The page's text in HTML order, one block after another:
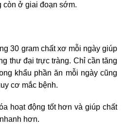
còn ở giai đoạn sớm.
30 gram chất xơ mỗi ngày giúp
thư đại trực tràng. Chỉ cần tăng
khẩu phần ăn mỗi ngày cũng
cơ mắc bệnh.
hoạt động tốt hơn và giúp chất
hơn.